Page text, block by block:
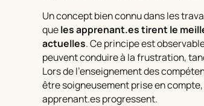
Un concept bien connu dans les
queles apprenant.es tirent le
actuelles. Ce principe est
peuvent conduire à la frustration,
Lors de l'enseignement des
être soigneusement prise en
apprenant.es progressent.